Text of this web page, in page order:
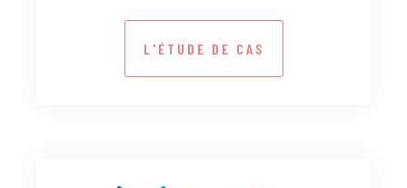
L'ÉTUDE DE CAS